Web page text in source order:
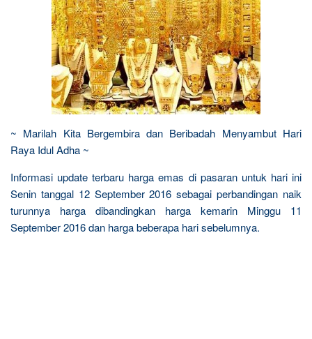
~ Marilah Kita Bergembira dan Beribadah Menyambut Hari
Raya Idul Adha ~
Informasi update terbaru harga emas di pasaran untuk hari ini
Senin tanggal 12 September 2016 sebagai perbandingan naik
turunnya harga dibandingkan harga kemarin Minggu 11
September 2016 dan harga beberapa hari sebelumnya.